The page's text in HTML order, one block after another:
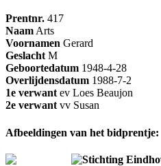
Prentnr. 417
NaamArts
Voornamen Gerard
GeslachtM
Geboortedatum 1948-4-28
Overlijdensdatum 1988-7-2
1e verwantev Loes Beaujon
2e verwantvv Susan
Afbeeldingen van het bidprentje:
Stichting